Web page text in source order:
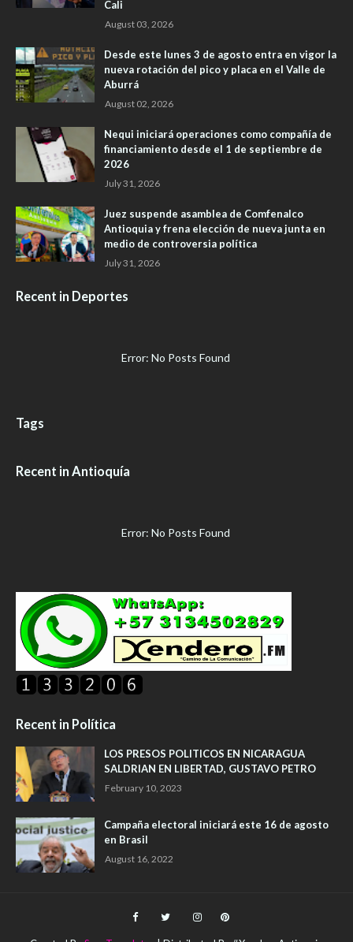
Cali
August 03, 2026
Desde este lunes 3 de agosto entra en vigor la
nueva rotación del pico y placa en el Valle de
Aburrá
August 02, 2026
Nequi iniciará operaciones como compañía de
financiamiento desde el 1 de septiembre de
2026
July 31, 2026
Juez suspende asamblea de Comfenalco
Antioquia y frena elección de nueva junta en
medio de controversia política
July 31, 2026
Recent in Deportes
Error: No Posts Found
Tags
Recent in Antioquía
Error: No Posts Found
Recent in Política
LOS PRESOS POLITICOS EN NICARAGUA
SALDRIAN EN LIBERTAD, GUSTAVO PETRO
February 10, 2023
Campaña electoral iniciará este 16 de agosto
en Brasil
August 16, 2022